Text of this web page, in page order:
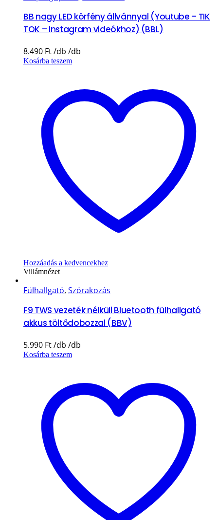
BB nagy LED körfény állvánnyal (Youtube – TIK
TOK – Instagram videókhoz) (BBL)
8.490 Ft
Kosárba teszem
Hozzáadás a kedvencekhez
Villámnézet
Fülhallgató,Szórakozás
F9 TWS vezeték nélküli Bluetooth fülhallgató
akkus töltődobozzal (BBV)
5.990 Ft
Kosárba teszem